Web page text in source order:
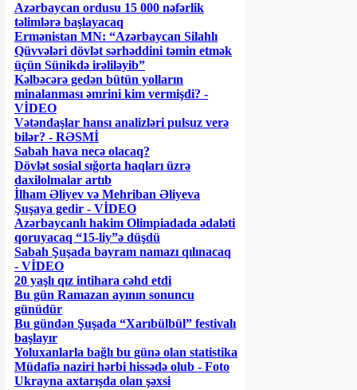
Azərbaycan ordusu 15 000 nəfərlik
təlimlərə başlayacaq
Ermənistan MN: “Azərbaycan Silahlı
Qüvvələri dövlət sərhəddini təmin etmək
üçün Sünikdə irəliləyib”
Kəlbəcərə gedən bütün yolların
minalanması əmrini kim vermişdi? -
VİDEO
Vətəndaşlar hansı analizləri pulsuz verə
bilər? - RƏSMİ
Sabah hava necə olacaq?
Dövlət sosial sığorta haqları üzrə
daxilolmalar artıb
İlham Əliyev və Mehriban Əliyeva
Şuşaya gedir - VİDEO
Azərbaycanlı hakim Olimpiadada ədaləti
qoruyacaq “15-liy”ə düşdü
Sabah Şuşada bayram namazı qılınacaq
- VİDEO
20 yaşlı qız intihara cəhd etdi
Bu gün Ramazan ayının sonuncu
günüdür
Bu gündən Şuşada “Xarıbülbül” festivalı
başlayır
Yoluxanlarla bağlı bu günə olan statistika
Müdafiə naziri hərbi hissədə olub - Foto
Ukrayna axtarışda olan şəxsi